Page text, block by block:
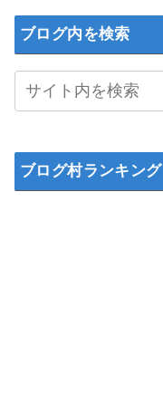
ブログ内を検索
ブログ村ランキング